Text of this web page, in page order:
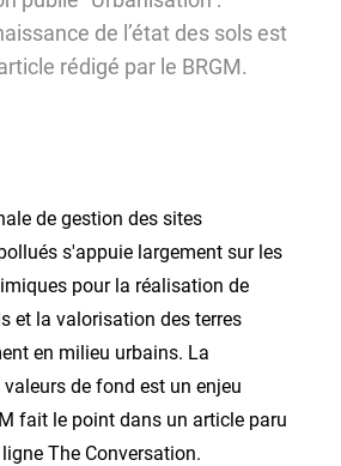
de l’état des sols est
rédigé par le BRGM.
de gestion des sites
s'appuie largement sur les
pour la réalisation de
et la valorisation des terres
en milieu urbains. La
de fond est un enjeu
fait le point dans un article paru
The Conversation.